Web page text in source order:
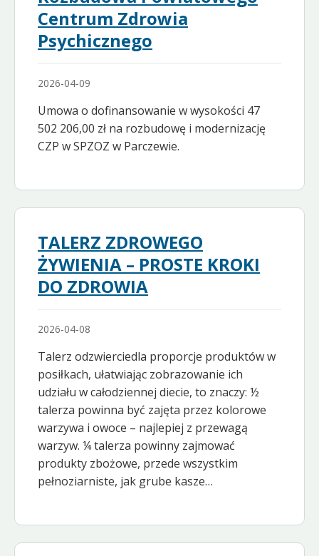
Centrum Zdrowia
Psychicznego
2026-04-09
Umowa o dofinansowanie w wysokości 47
502 206,00 zł na rozbudowę i modernizację
CZP w SPZOZ w Parczewie.
TALERZ ZDROWEGO
ŻYWIENIA – PROSTE KROKI
DO ZDROWIA
2026-04-08
Talerz odzwierciedla proporcje produktów w
posiłkach, ułatwiając zobrazowanie ich
udziału w całodziennej diecie, to znaczy: ½
talerza powinna być zajęta przez kolorowe
warzywa i owoce – najlepiej z przewagą
warzyw. ¼ talerza powinny zajmować
produkty zbożowe, przede wszystkim
pełnoziarniste, jak grube kasze…